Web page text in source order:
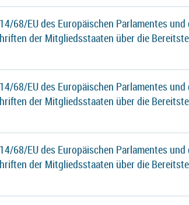
68/EU des Europäischen Parlamentes
der Mitgliedsstaaten über die
68/EU des Europäischen Parlamentes
der Mitgliedsstaaten über die
68/EU des Europäischen Parlamentes
der Mitgliedsstaaten über die